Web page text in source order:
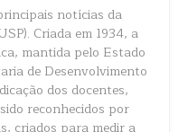
notícias da
Criada em 1934, a
mantida pelo Estado
de Desenvolvimento
dos docentes,
reconhecidos por